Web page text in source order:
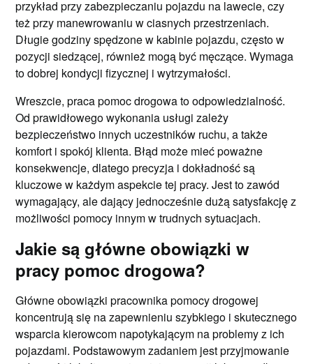
przykład przy zabezpieczaniu pojazdu na lawecie, czy
też przy manewrowaniu w ciasnych przestrzeniach.
Długie godziny spędzone w kabinie pojazdu, często w
pozycji siedzącej, również mogą być męczące. Wymaga
to dobrej kondycji fizycznej i wytrzymałości.
Wreszcie, praca pomoc drogowa to odpowiedzialność.
Od prawidłowego wykonania usługi zależy
bezpieczeństwo innych uczestników ruchu, a także
komfort i spokój klienta. Błąd może mieć poważne
konsekwencje, dlatego precyzja i dokładność są
kluczowe w każdym aspekcie tej pracy. Jest to zawód
wymagający, ale dający jednocześnie dużą satysfakcję z
możliwości pomocy innym w trudnych sytuacjach.
Jakie są główne obowiązki w
pracy pomoc drogowa?
Główne obowiązki pracownika pomocy drogowej
koncentrują się na zapewnieniu szybkiego i skutecznego
wsparcia kierowcom napotykającym na problemy z ich
pojazdami. Podstawowym zadaniem jest przyjmowanie